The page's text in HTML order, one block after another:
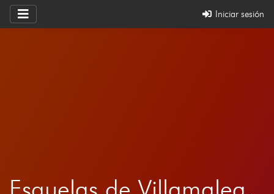
Iniciar sesión